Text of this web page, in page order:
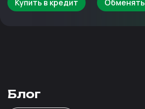
Купить в кредит Обменять
Блог